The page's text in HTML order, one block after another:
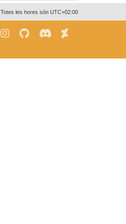
Totes les hores són UTC+02:00